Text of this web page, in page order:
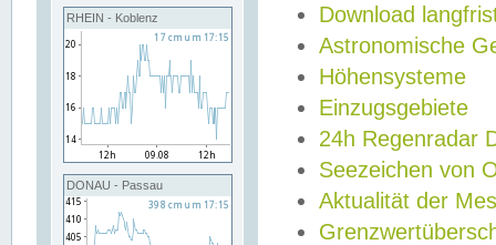
RHEIN - Koblenz
DONAU - Passau
Download
Astronomische
Höhensysteme
Einzugsgebiete
24h Regenradar
Seezeichen von
Aktualität der